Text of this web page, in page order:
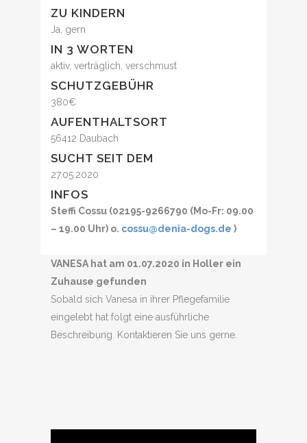
ZU KINDERN
Ja, gern
IN 3 WORTEN
aktiv, verträglich, verschmust
SCHUTZGEBÜHR
380€
AUFENTHALTSORT
56412 Daubach
SUCHT SEIT DEM
27.05.2020
INFOS
Steffi Cossu (02195-9266790 (Mo-Fr: 09.00
– 19.00 Uhr) o. cossu@denia-dogs.de )
VANESA hat am 01.07.2020 in Holler ein
Zuhause gefunden
Sobald sich Vanesa in ihrer Pflegefamilie
eingelebt hat folgt eine ausführliche
Beschreibung. Kontaktieren Sie uns gerne.